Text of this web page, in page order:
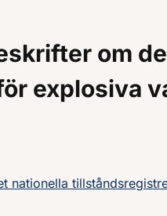
om
explosiva
nationella